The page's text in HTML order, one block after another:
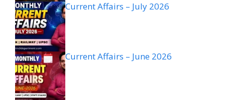
Current Affairs – July 2026
Current Affairs – June 2026